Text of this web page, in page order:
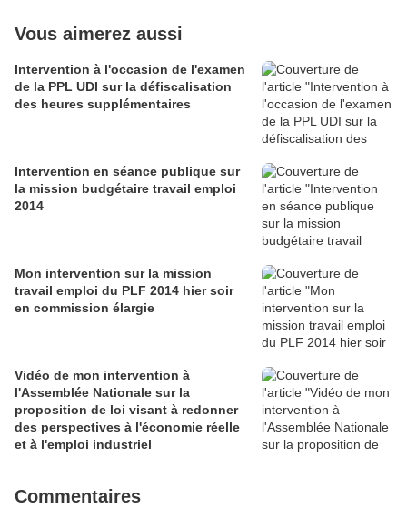
Vous aimerez aussi
Intervention à l'occasion de l'examen
de la PPL UDI sur la défiscalisation
des heures supplémentaires
Intervention en séance publique sur
la mission budgétaire travail emploi
2014
Mon intervention sur la mission
travail emploi du PLF 2014 hier soir
en commission élargie
Vidéo de mon intervention à
l'Assemblée Nationale sur la
proposition de loi visant à redonner
des perspectives à l'économie réelle
et à l'emploi industriel
Commentaires